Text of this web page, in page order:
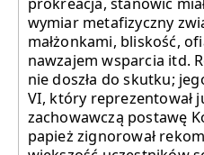
wymiar metafizyczny
małżonkami, bliskość,
nawzajem wsparcia itd.
nie doszła do skutku;
VI, który reprezentował
zachowawczą postawę
papież zignorował